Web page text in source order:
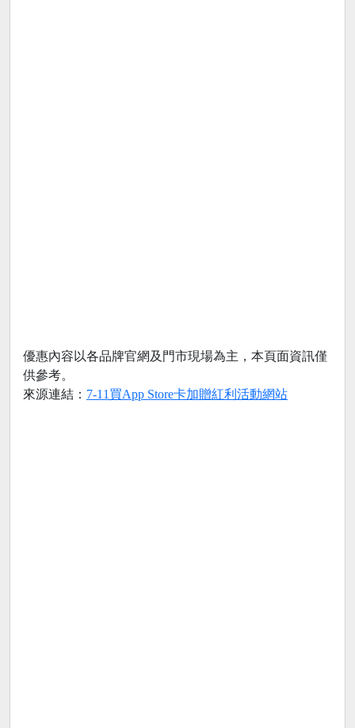
優惠內容以各品牌官網及門市現場為主，本頁面資訊僅
供參考。
來源連結： 7-11買App Store卡加贈紅利活動網站